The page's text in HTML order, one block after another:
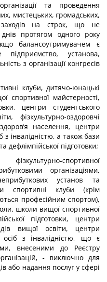
та проведення
мистецьких, громадських,
заходів на строк, що не
протягом одного року
балансоутримувачем є
установа,
з організації конгресів
клуби, дитячо-юнацькі
спортивної майстерності,
центри студентського
фізкультурно-оздоровчі
населення, центри
з інвалідністю, а також бази
дефлімпійської підготовки;
спортивної
організаціями,
установ та
спортивні клуби (крім
професійним спортом),
школи вищої спортивної
підготовки, центри
вищої освіти, центри
осіб з інвалідністю, що є
внесеними до Реєстру
- виключно для
або надання послуг у сфері